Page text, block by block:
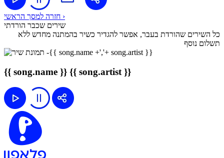
חזרה למסך הראשי ›
שירים שכבר הורדתי
כל השירים שהורדת בעבר, אפשר להגדיר כשיר בהמתנה מחדש ללא
תשלום נוסף
{{ song.name }} {{ song.artist }}